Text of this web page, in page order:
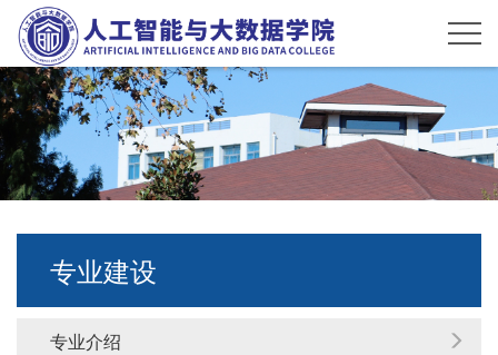
专业建设
专业介绍